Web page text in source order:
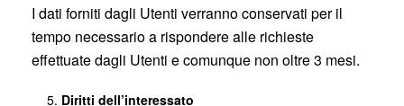
I dati forniti dagli Utenti verranno conservati per il
tempo necessario a rispondere alle richieste
effettuate dagli Utenti e comunque non oltre 3 mesi.
Diritti dell’interessato